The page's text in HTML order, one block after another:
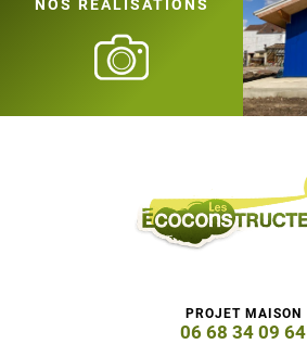
NOS RÉALISATIONS
PROJET MAISON
06 68 34 09 64